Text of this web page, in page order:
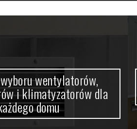
łazienka – oaza relaksu
zaciszu